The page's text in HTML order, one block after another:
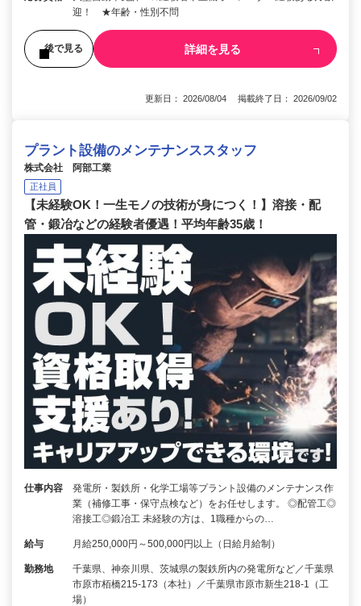
迎！ ★年齢・性別不問
後で見る 詳細を見る
更新日： 2026/08/04 掲載終了日： 2026/09/02
プラント設備のメンテナンススタッフ
株式会社 阿部工業
正社員
【未経験OK！一生モノの技術が身につく！】溶接・配
管・鍛冶などの経験者優遇！平均年齢35歳！
仕事内容
発電所・製鉄所・化学工場等プラント設備のメンテナンス作
業（補修工事・保守点検など）をお任せします。 ◎配管工◎
溶接工◎鍛冶工 未経験の方は、1職種からの…
給与 月給250,000円～500,000円以上（日給月給制）
勤務地
千葉県、神奈川県、茨城県の製鉄所内の発電所など／千葉県
市原市栢橋215-173（本社）／千葉県市原市新生218-1（工
場）